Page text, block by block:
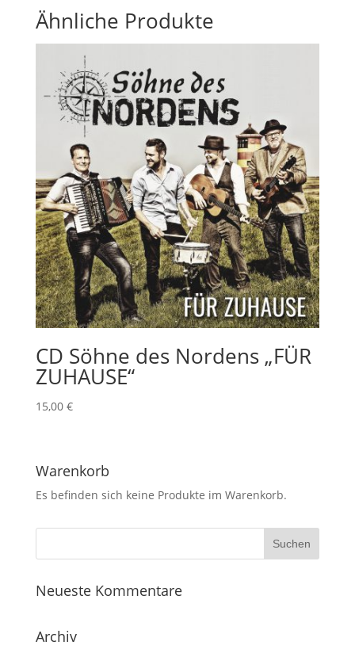
Menge
Ähnliche Produkte
CD Söhne des Nordens „FÜR
ZUHAUSE“
15,00 €
Warenkorb
Es befinden sich keine Produkte im Warenkorb.
Neueste Kommentare
Archiv